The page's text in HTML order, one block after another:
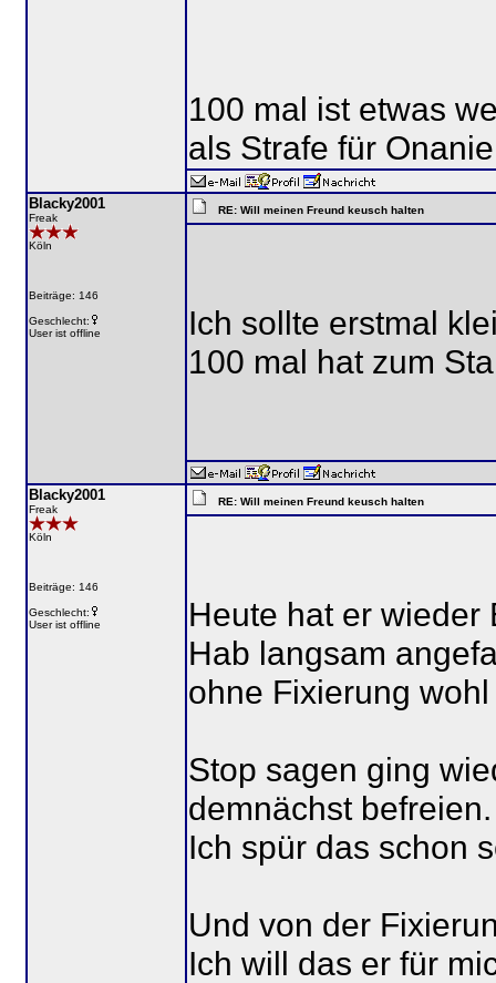
100 mal ist etwas
als Strafe für
Blacky2001
Freak
Köln
Beiträge: 146
Geschlecht:
User ist offline
RE: Will meinen Freund keusch halten
Ich sollte erstmal
100 mal hat zum
Blacky2001
Freak
Köln
Beiträge: 146
Geschlecht:
User ist offline
RE: Will meinen Freund keusch halten
Heute hat er wieder
Hab langsam
ohne Fixierung
Stop sagen ging
demnächst befreien.
Ich spür das schon
Und von der
Ich will das er für